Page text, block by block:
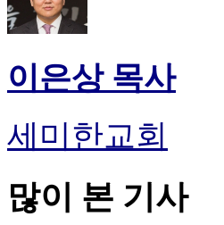
이은상 목사
세미한교회
많이 본 기사